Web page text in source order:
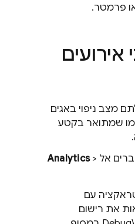
פרמטר.
אירועים
מצב ניפוי באגים
שמתואר בקטע
אל Analytics>
עם
את רישום